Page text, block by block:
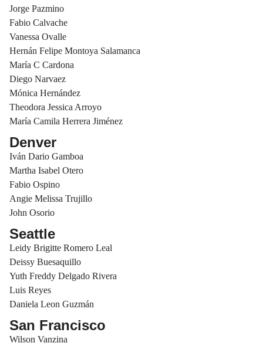
Jorge Pazmino
Fabio Calvache
Vanessa Ovalle
Hernán Felipe Montoya Salamanca
María C Cardona
Diego Narvaez
Mónica Hernández
Theodora Jessica Arroyo
María Camila Herrera Jiménez
Denver
Iván Dario Gamboa
Martha Isabel Otero
Fabio Ospino
Angie Melissa Trujillo
John Osorio
Seattle
Leidy Brigitte Romero Leal
Deissy Buesaquillo
Yuth Freddy Delgado Rivera
Luis Reyes
Daniela Leon Guzmán
San Francisco
Wilson Vanzina